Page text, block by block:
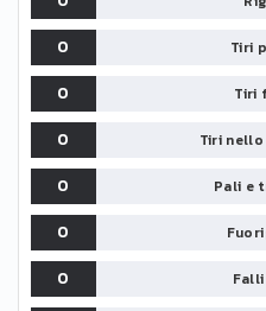
0
Tiri
0
Tiri
0
Tiri
0
Pali e
0
0